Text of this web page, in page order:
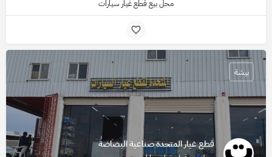
محل بيع قطع غيار سيارات
قطع غيار المتحدة صناعية البضاضة
بيشة